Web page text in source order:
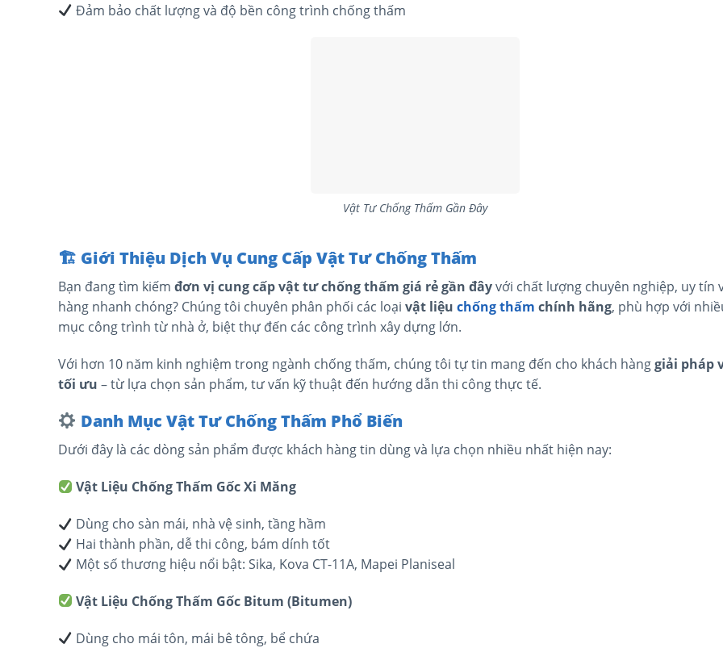
Đảm bảo chất lượng và độ bền công trình chống thấm
Vật Tư Chống Thấm Gần Đây
🏗 ️ Giới Thiệu Dịch Vụ Cung Cấp Vật Tư Chống Thấm
Bạn đang tìm kiếm đơn vị cung cấp vật tư chống thấm giá rẻ gần đâyvới chất lượng chuyên nghiệp, uy tín
hàng nhanh chóng? Chúng tôi chuyên phân phối các loại vật liệu chống thấm chính hãng, phù hợp với
mục công trình từ nhà ở, biệt thự đến các công trình xây dựng lớn.
Với hơn 10 năm kinh nghiệm trong ngành chống thấm, chúng tôi tự tin mang đến cho khách hànggiải pháp
tối ưu – từ lựa chọn sản phẩm, tư vấn kỹ thuật đến hướng dẫn thi công thực tế.
Danh Mục Vật Tư Chống Thấm Phổ Biến
Dưới đây là các dòng sản phẩm được khách hàng tin dùng và lựa chọn nhiều nhất hiện nay:
Vật Liệu Chống Thấm Gốc Xi Măng
Dùng cho sàn mái, nhà vệ sinh, tầng hầm
Hai thành phần, dễ thi công, bám dính tốt
Một số thương hiệu nổi bật: Sika, Kova CT-11A, Mapei Planiseal
Vật Liệu Chống Thấm Gốc Bitum (Bitumen)
Dùng cho mái tôn, mái bê tông, bể chứa